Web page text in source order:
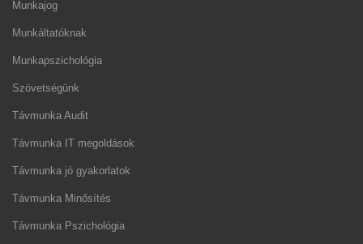
Munkajog
Munkáltatóknak
Munkapszichológia
Szövetségünk
Távmunka Audit
Távmunka IT megoldások
Távmunka jó gyakorlatok
Távmunka Minősítés
Távmunka Pszichológia